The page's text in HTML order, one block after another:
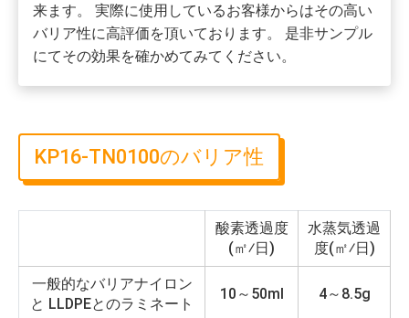
来ます。 実際に使用しているお客様からはその高い
バリア性に高評価を頂いております。 是非サンプル
にてその効果を確かめてみてください。
KP16-TN0100のバリア性
酸素透過度
(㎡⁄日)
水蒸気透過
度(㎡⁄日)
一般的なバリアナイロン
と LLDPEとのラミネート
10～50ml 4～8.5g